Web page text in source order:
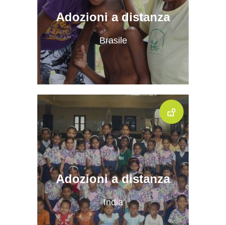
Adozioni a distanza
Brasile
Adozioni a distanza
India